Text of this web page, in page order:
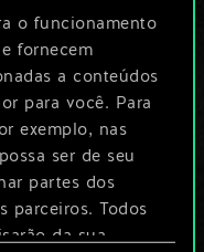
o funcionamento
fornecem
a conteúdos
para você. Para
exemplo, nas
ser de seu
partes dos
parceiros. Todos
da sua
e crie